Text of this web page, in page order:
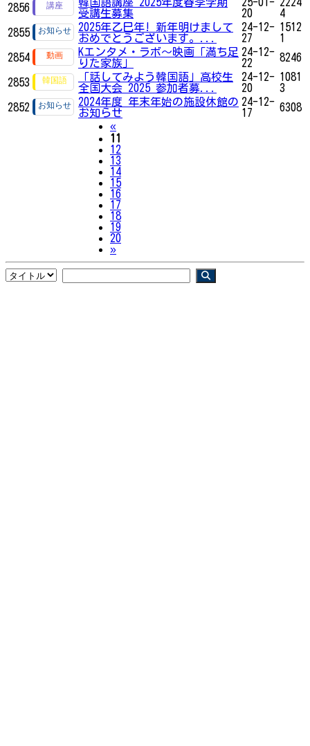
2856
韓国語講座 2025年度春季学期
受講生募集
25-01-
20
2224
4
2855
2025年乙巳年! 新年明けまして
おめでとうございます。...
24-12-
27
1512
1
2854
Kエンタメ・ラボ～映画「満ち足
りた家族」
24-12-
22
8246
2853
「話してみよう韓国語」高校生
全国大会 2025 参加者募...
24-12-
20
1081
3
2852
2024年度 年末年始の施設休館の
お知らせ
24-12-
17
6308
«Previous
11
12
13
14
15
16
17
18
19
20
»Next